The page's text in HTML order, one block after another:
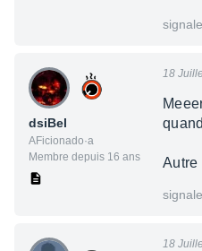
dsiBel
AFicionado·a
Membre depuis 16 ans
18
Autre
18